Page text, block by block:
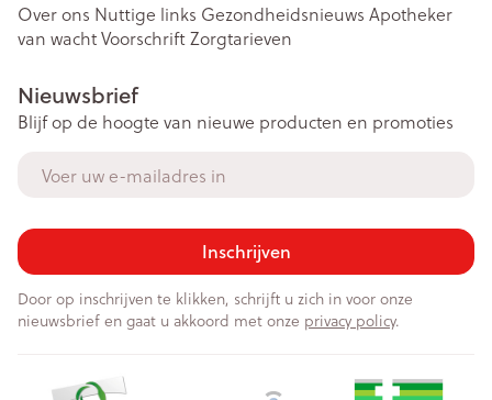
Over ons Nuttige links Gezondheidsnieuws Apotheker
van wachtVoorschriftZorgtarieven
Nieuwsbrief
Blijf op de hoogte van nieuwe producten en promoties
Inschrijven
Door op inschrijven te klikken, schrijft u zich in voor onze
nieuwsbrief en gaat u akkoord met onze privacy policy.